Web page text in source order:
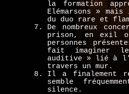
la formation
Elémarsons »
du duo rare et
De nombreux
prison, en exil
personnes
fait imaginer
auditive » lié à
travers un mur.
Il a finalement
semble
silence.